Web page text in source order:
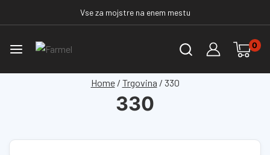
Vse za mojstre na enem mestu
0
Home / Trgovina / 330
330